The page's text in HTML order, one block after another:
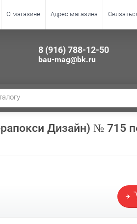
О магазине Адрес магазина
8 (916) 788-12-50
bau-mag@bk.ru
Дизайн) № 715